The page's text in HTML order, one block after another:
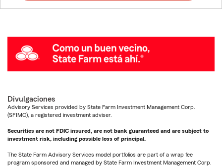
Divulgaciones
Advisory Services provided by State Farm Investment Management Corp.
(SFIMC), a registered investment adviser.
Securities are not FDIC insured, are not bank guaranteed and are subject to
investment risk, including possible loss of principal.
The State Farm Advisory Services model portfolios are part of a wrap fee
program sponsored and managed by State Farm Investment Management Corp.